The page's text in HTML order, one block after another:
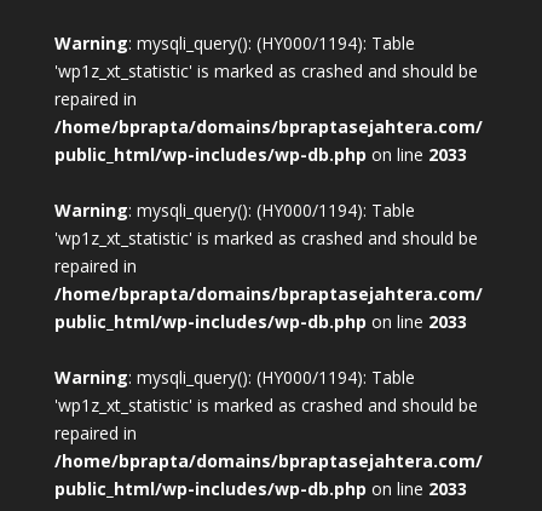
Warning: mysqli_query(): (HY000/1194): Table
'wp1z_xt_statistic' is marked as crashed and should be
repaired in
/home/bprapta/domains/bpraptasejahtera.com/
public_html/wp-includes/wp-db.php on line 2033
Warning: mysqli_query(): (HY000/1194): Table
'wp1z_xt_statistic' is marked as crashed and should be
repaired in
/home/bprapta/domains/bpraptasejahtera.com/
public_html/wp-includes/wp-db.php on line 2033
Warning: mysqli_query(): (HY000/1194): Table
'wp1z_xt_statistic' is marked as crashed and should be
repaired in
/home/bprapta/domains/bpraptasejahtera.com/
public_html/wp-includes/wp-db.php on line 2033